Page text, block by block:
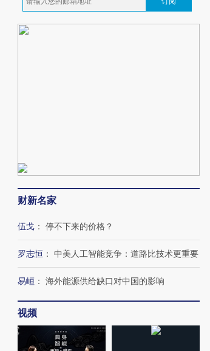
财新名家
伍戈 ： 停不下来的价格？
罗志恒 ： 中美人工智能竞争：道路比技术更重要
易峘 ： 海外能源供给缺口对中国的影响
视频